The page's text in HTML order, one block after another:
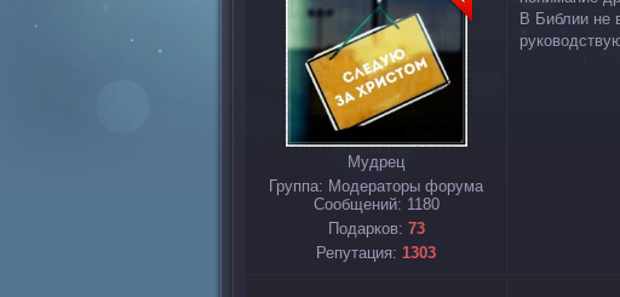
Мудрец
Группа: Модераторы форума
Сообщений: 1180
Подарков: 73
Репутация: 1303
В Библии не